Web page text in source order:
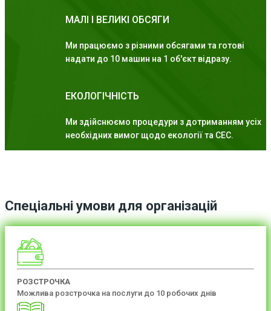
МАЛІ І ВЕЛИКІ ОБСЯГИ
Ми працюємо з різними обсягами та готові
надати до 10 машин на 1 об'єкт відразу.
ЕКОЛОГІЧНІСТЬ
Ми здійснюємо процедури з дотриманням усіх
необхідних вимог щодо екології та СЕС.
Спеціальні умови для організацій
РОЗСТРОЧКА
Можлива розстрочка на послуги до 10 робочих днів